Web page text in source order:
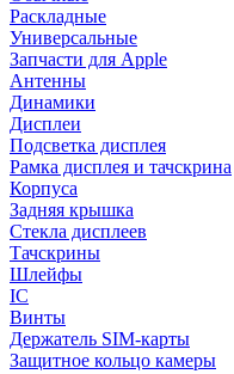
Раскладные
Универсальные
Запчасти для Apple
Антенны
Динамики
Дисплеи
Подсветка дисплея
Рамка дисплея и тачскрина
Корпуса
Задняя крышка
Стекла дисплеев
Тачскрины
Шлейфы
IC
Винты
Держатель SIM-карты
Защитное кольцо камеры